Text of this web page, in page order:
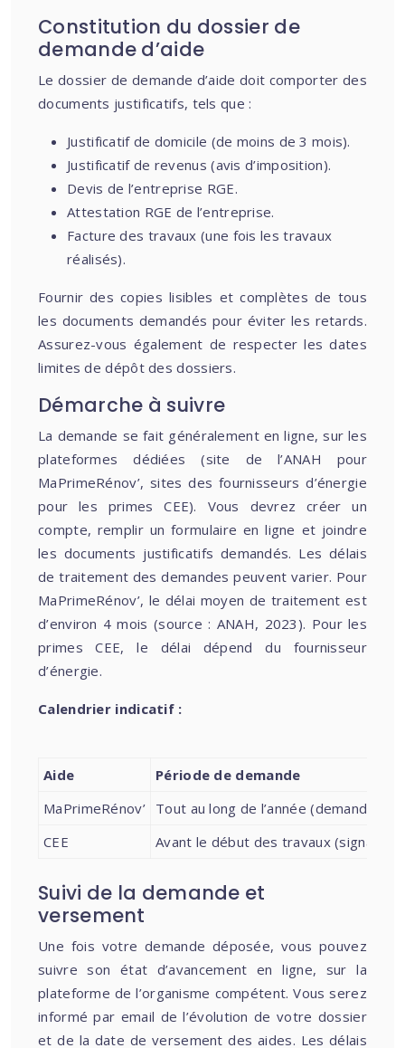
Constitution du dossier de
demande d’aide
Le dossier de demande d’aide doit comporter des
documents justificatifs, tels que :
Justificatif de domicile (de moins de 3 mois).
Justificatif de revenus (avis d’imposition).
Devis de l’entreprise RGE.
Attestation RGE de l’entreprise.
Facture des travaux (une fois les travaux
réalisés).
Fournir des copies lisibles et complètes de tous
les documents demandés pour éviter les retards.
Assurez-vous également de respecter les dates
limites de dépôt des dossiers.
Démarche à suivre
La demande se fait généralement en ligne, sur les
plateformes dédiées (site de l’ANAH pour
MaPrimeRénov’, sites des fournisseurs d’énergie
pour les primes CEE). Vous devrez créer un
compte, remplir un formulaire en ligne et joindre
les documents justificatifs demandés. Les délais
de traitement des demandes peuvent varier. Pour
MaPrimeRénov’, le délai moyen de traitement est
d’environ 4 mois (source : ANAH, 2023). Pour les
primes CEE, le délai dépend du fournisseur
d’énergie.
Calendrier indicatif :
Aide
Période de demande
MaPrimeRénov’
Tout au long de l’année (demande
CEE
Avant le début des travaux (signature
Suivi de la demande et
versement
Une fois votre demande déposée, vous pouvez
suivre son état d’avancement en ligne, sur la
plateforme de l’organisme compétent. Vous serez
informé par email de l’évolution de votre dossier
et de la date de versement des aides. Les délais